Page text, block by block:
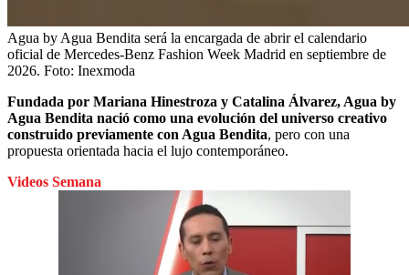
Agua by Agua Bendita será la encargada de abrir el calendario
oficial de Mercedes-Benz Fashion Week Madrid en septiembre de
2026. Foto: Inexmoda
Fundada por Mariana Hinestroza y Catalina Álvarez, Agua by
Agua Bendita nació como una evolución del universo creativo
construido previamente con Agua Bendita, pero con una
propuesta orientada hacia el lujo contemporáneo.
Videos Semana